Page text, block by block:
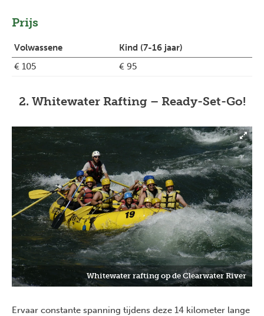
Prijs
Volwassene
Kind (7-16 jaar)
€ 105
€ 95
2. Whitewater Rafting – Ready-Set-Go!
Whitewater rafting op de Clearwater River
Ervaar constante spanning tijdens deze 14 kilometer lange